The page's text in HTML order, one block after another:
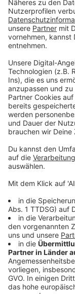
Geschäfte und
von einer
Corona
einen
Der Antrag
benötigt und
Anzeige
Wie hoch ist
Anzeige
Größe des
können bis zu
es für Betriebe
Maximalhöhe
bis zu 50.000
Anzeige